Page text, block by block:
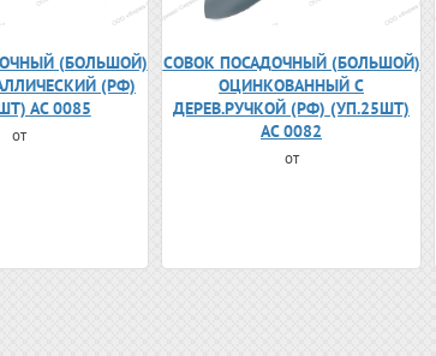
(БОЛЬШОЙ)
(РФ)
АС 0085
от
СОВОК ПОСАДОЧНЫЙ (БОЛЬШОЙ)
ОЦИНКОВАННЫЙ С
ДЕРЕВ.РУЧКОЙ (РФ) (УП.25ШТ)
АС 0082
от